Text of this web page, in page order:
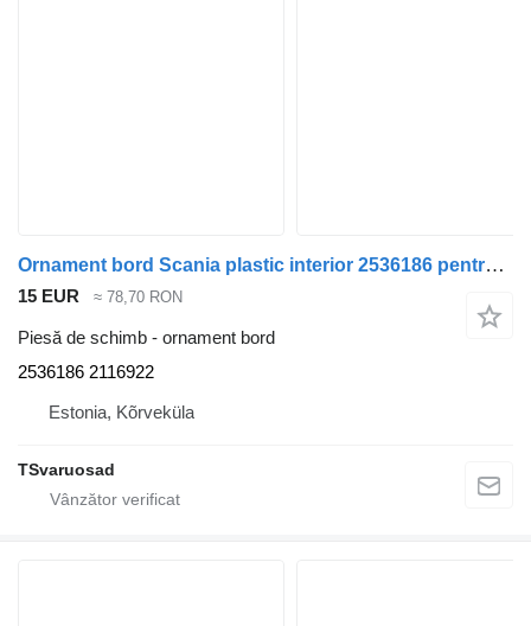
Ornament bord Scania plastic interior 2536186 pentru camion Scania R500
15 EUR ≈ 78,70 RON
Piesă de schimb - ornament bord
2536186 2116922
Estonia, Kõrveküla
TSvaruosad